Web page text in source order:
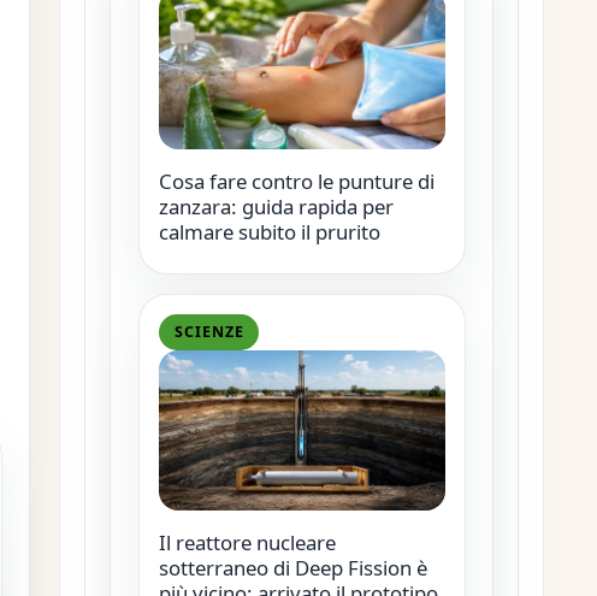
Cosa fare contro le punture di
zanzara: guida rapida per
calmare subito il prurito
SCIENZE
Il reattore nucleare
sotterraneo di Deep Fission è